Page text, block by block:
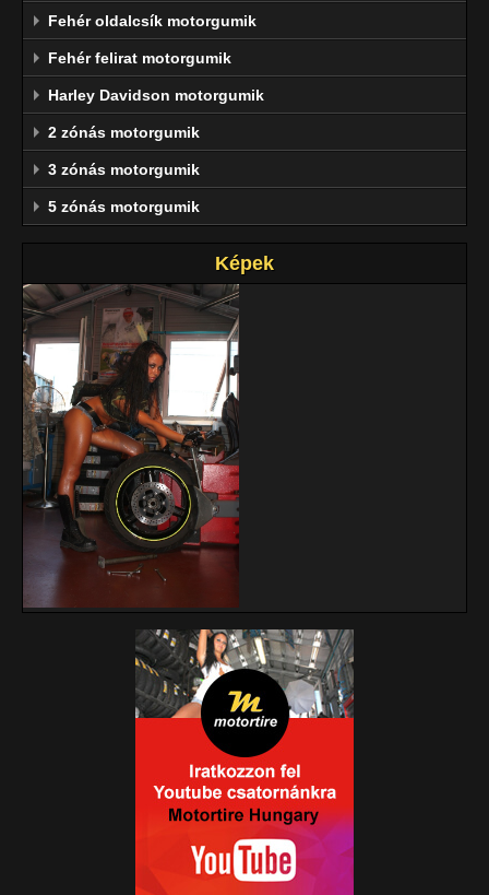
Fehér oldalcsík motorgumik
Fehér felirat motorgumik
Harley Davidson motorgumik
2 zónás motorgumik
3 zónás motorgumik
5 zónás motorgumik
Képek